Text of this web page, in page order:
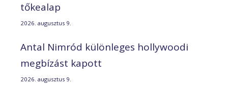
tőkealap
2026. augusztus 9.
Antal Nimród különleges hollywoodi
megbízást kapott
2026. augusztus 9.